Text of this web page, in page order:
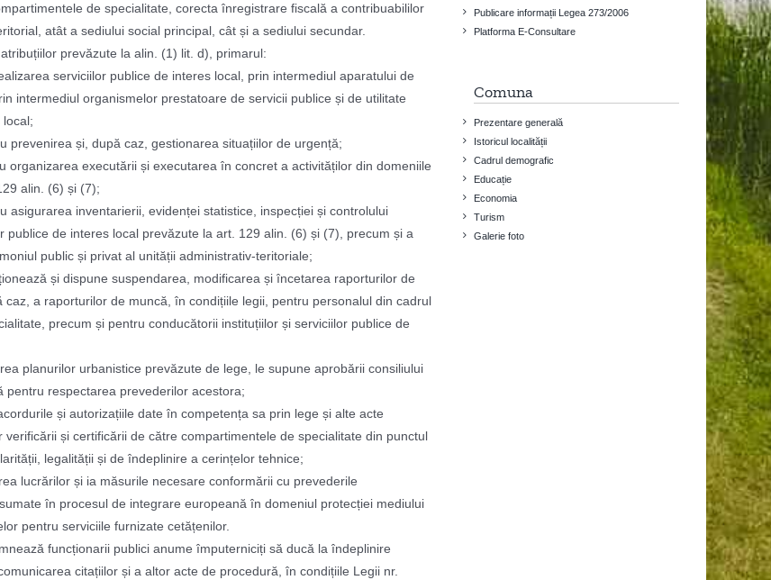
de specialitate, corecta înregistrare fiscală a contribuabililor
atât a sediului social principal, cât și a sediului secundar.
prevăzute la alin. (1) lit. d), primarul:
serviciilor publice de interes local, prin intermediul aparatului de
intermediul organismelor prestatoare de servicii publice și de utilitate
local;
prevenirea și, după caz, gestionarea situațiilor de urgență;
organizarea executării și executarea în concret a activităților din domeniile
alin. (6) și (7);
asigurarea inventarierii, evidenței statistice, inspecției și controlului
publice de interes local prevăzute la art. 129 alin. (6) și (7), precum și a
public și privat al unității administrativ-teritoriale;
și dispune suspendarea, modificarea și încetarea raporturilor de
caz, a raporturilor de muncă, în condițiile legii, pentru personalul din cadrul
precum și pentru conducătorii instituțiilor și serviciilor publice de
planurilor urbanistice prevăzute de lege, le supune aprobării consiliului
pentru respectarea prevederilor acestora;
și autorizațiile date în competența sa prin lege și alte acte
verificării și certificării de către compartimentele de specialitate din punctul
legalității și de îndeplinire a cerințelor tehnice;
lucrărilor și ia măsurile necesare conformării cu prevederile
în procesul de integrare europeană în domeniul protecției mediului
pentru serviciile furnizate cetățenilor.
funcționarii publici anume împuterniciți să ducă la îndeplinire
citațiilor și a altor acte de procedură, în condițiile Legii nr.
Publicare informații Legea 273/2006
Platforma E-Consultare
Comuna
Prezentare generală
Istoricul localității
Cadrul demografic
Educație
Economia
Turism
Galerie foto